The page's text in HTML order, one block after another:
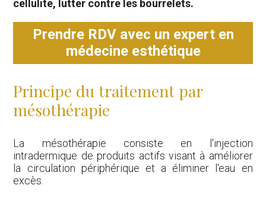
cellulite, lutter contre les bourrelets.
Prendre RDV avec un expert en
médecine esthétique
Principe du traitement par
mésothérapie
La mésothérapie consiste en l'injection
intradermique de produits actifs visant à améliorer
la circulation périphérique et a éliminer l'eau en
excès.